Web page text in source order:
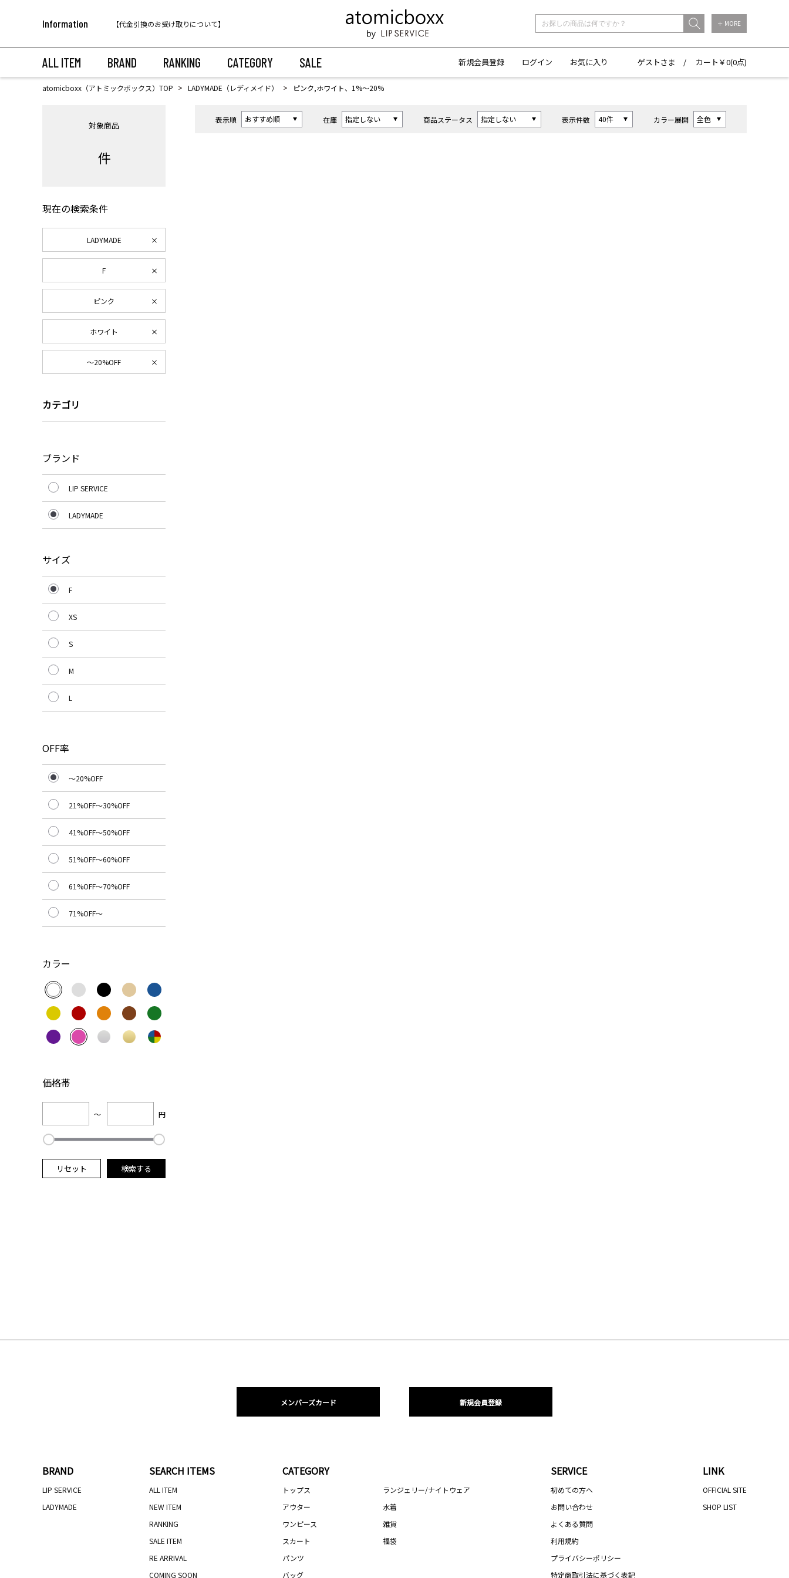
Information
【代金引換のお受け取りについて】
【重要】予約商品のお支払い方法（代金引換）変更に関するお知らせ
＋ MORE
ALL ITEM BRAND RANKING CATEGORY SALE 新規会員登録 ログイン お気に入り ゲストさま / カート￥0(0点)
atomicboxx（アトミックボックス）TOP LADYMADE（レディメイド） ピンク,ホワイト、1%〜20%
表示順 在庫 商品ステータス 表示件数 カラー展開
対象商品
件
現在の検索条件
LADYMADE
F
ピンク
ホワイト
～20%OFF
カテゴリ
ブランド
LIP SERVICE
LADYMADE
サイズ
F
XS
S
M
L
OFF率
～20%OFF
21%OFF～30%OFF
41%OFF～50%OFF
51%OFF～60%OFF
61%OFF～70%OFF
71%OFF～
カラー
価格帯
～ 円
リセット 検索する
メンバーズカード 新規会員登録
BRAND
LIP SERVICE
LADYMADE
SEARCH ITEMS
ALL ITEM
NEW ITEM
RANKING
SALE ITEM
RE ARRIVAL
COMING SOON
CATEGORY
トップス
アウター
ワンピース
スカート
パンツ
バッグ
ランジェリー/ナイトウェア
水着
雑貨
福袋
SERVICE
初めての方へ
お問い合わせ
よくある質問
利用規約
プライバシーポリシー
特定商取引法に基づく表記
LINK
OFFICIAL SITE
SHOP LIST